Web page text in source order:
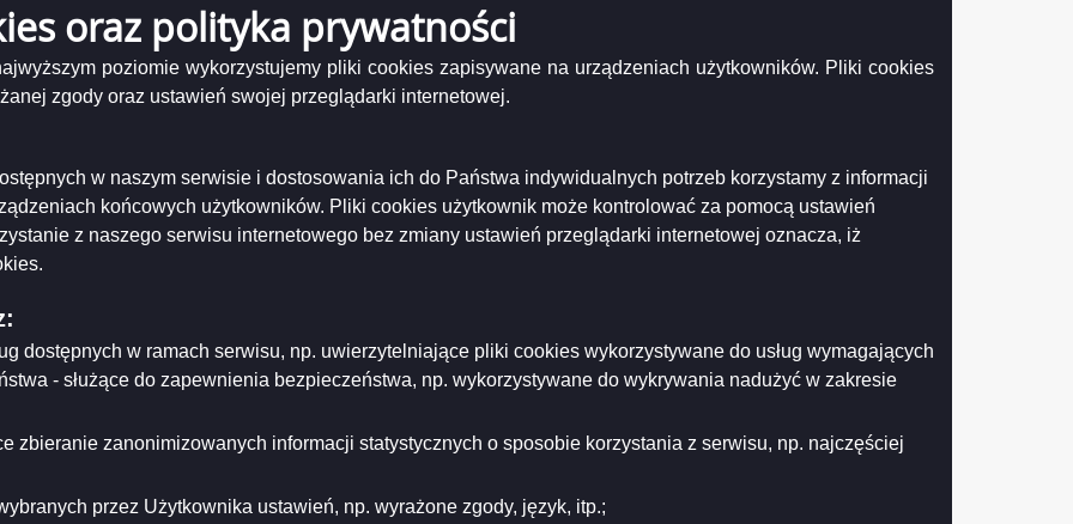
oraz polityka prywatności
poziomie wykorzystujemy pliki cookies zapisywane na urządzeniach użytkowników. Pliki cookies
zgody oraz ustawień swojej przeglądarki internetowej.
w naszym serwisie i dostosowania ich do Państwa indywidualnych potrzeb korzystamy z informacji
końcowych użytkowników. Pliki cookies użytkownik może kontrolować za pomocą ustawień
z naszego serwisu internetowego bez zmiany ustawień przeglądarki internetowej oznacza, iż
dostępnych w ramach serwisu, np. uwierzytelniające pliki cookies wykorzystywane do usług wymagających
- służące do zapewnienia bezpieczeństwa, np. wykorzystywane do wykrywania nadużyć w zakresie
zbieranie zanonimizowanych informacji statystycznych o sposobie korzystania z serwisu, np. najczęściej
przez Użytkownika ustawień, np. wyrażone zgody, język, itp.;
ogłoszenie Inwestycje inspektor robót elektrycznych II tura.pdf ( 232 KB )
Podgląd
inspektor
elektrycznych
II
Marta Buraczewska
2025-11-05
Marta Buraczewska
2025-11-05
Drukuj do PDF
Drukuj